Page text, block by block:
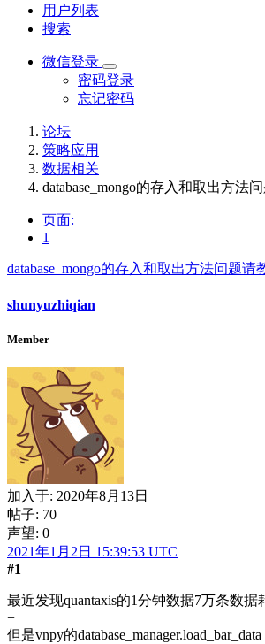
用户列表
搜索
微信登录
密码登录
忘记密码
论坛
策略应用
数据相关
database_mongo的存入和取出方法
页面:
1
database_mongo的存入和取出方法问题请
shunyuzhiqian
Member
加入于: 2020年8月13日
帖子: 70
声望: 0
2021年1月2日 15:39:53 UTC
#1
最近发现quantaxis的1分钟数据7万条数据
+
但是vnpy的